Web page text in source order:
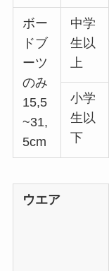
ボー
ドブ
ーツ
のみ
15,5
~31,
5cm
中学
生以
上
小学
生以
下
ウエア